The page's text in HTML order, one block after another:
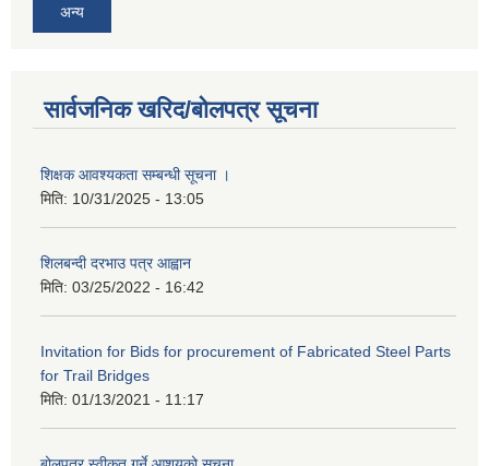
अन्य
सार्वजनिक खरिद/बोलपत्र सूचना
शिक्षक आवश्यकता सम्बन्धी सूचना ।
मिति: 10/31/2025 - 13:05
शिलबन्दी दरभाउ पत्र आह्वान
मिति: 03/25/2022 - 16:42
Invitation for Bids for procurement of Fabricated Steel Parts
for Trail Bridges
मिति: 01/13/2021 - 11:17